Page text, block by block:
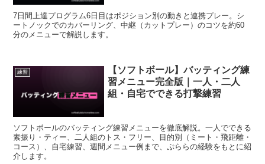
7日間上達プログラム6日目はポジション別の動きと連携プレー。シ
ートノックでのカバーリング、中継（カットプレー）のコツを約60
分のメニューで解説します。
練習
【ソフトボール】バッティング練
習メニュー完全版｜一人・二人
組・自宅でできる打撃練習
ソフトボールのバッティング練習メニューを徹底解説。一人でできる
素振り・ティー、二人組のトス・フリー、目的別（ミート・飛距離・
コース）、自宅練習、週間メニュー例まで、ぷららの経験をもとに紹
介します。